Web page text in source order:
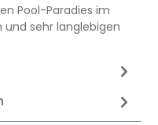
Pool-Paradies im
sehr langlebigen